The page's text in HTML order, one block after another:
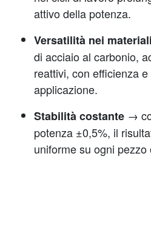
attivo della potenza.
Versatilità nei materiali
di acciaio al carbonio,
reattivi, con efficienza
applicazione.
Stabilità costante →
potenza ±0,5%, il
uniforme su ogni pezzo